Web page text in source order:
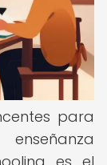
para